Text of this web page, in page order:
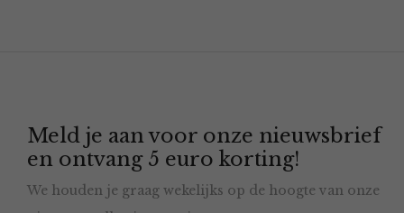
Meld je aan voor onze nieuwsbrief
en ontvang 5 euro korting!
We houden je graag wekelijks op de hoogte van onze